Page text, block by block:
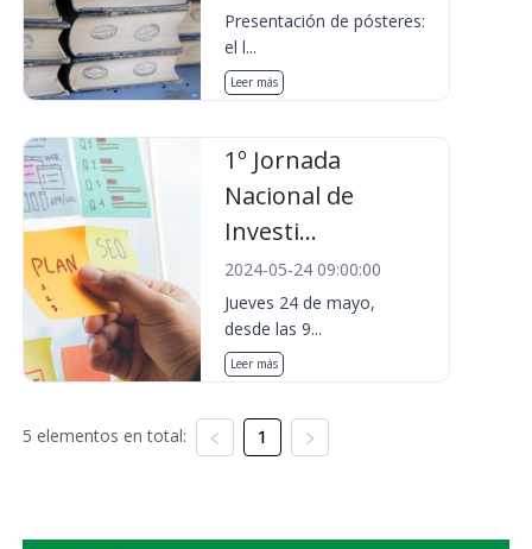
Presentación de pósteres:
el l...
Leer más
1º Jornada
Nacional de
Investi...
2024-05-24 09:00:00
Jueves 24 de mayo,
desde las 9...
Leer más
5 elementos en total: 1